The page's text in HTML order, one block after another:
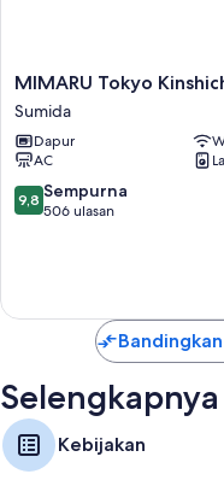
MIMARU
Tokyo
Kinshicho
Sumida
MIMARU Tokyo
Sumida
Dapur
AC
9.8
dari
9,8 Sempurna
506 ulasan
Kebijakan